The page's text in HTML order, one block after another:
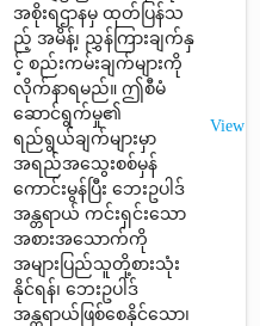
အစိုးရဌာနမှ ထုတ်ပြန်သ
ည့် အမိန့်၊ ညွှန်ကြားချက်နှ
င့် စည်းကမ်းချက်များကို
လိုက်နာရမည်။ ဤစီမံ
ဆောင်ရွက်မှု၏
ရည်ရွယ်ချက်များမှာ
အရည်အသွေးစစ်မှန်
ကောင်းမွန်ပြီး ဘေးဥပါဒ်
အန္တရာယ် ကင်းရှင်းသော
အစားအသောက်ကို
အများပြည်သူတို့စားသုံး
နိုင်ရန်၊ ဘေးဥပါဒ်
အန္တရာယ်ဖြစ်စေနိုင်သော၊
View